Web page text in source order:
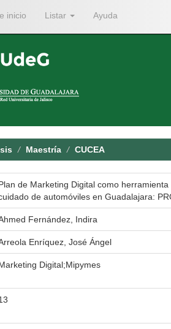
inicio Listar Ayuda
Maestría CUCEA
de Marketing Digital como
de automóviles en Guadalajara:
Fernández, Indira
Enríquez, José Ángel
Digital;Mipymes